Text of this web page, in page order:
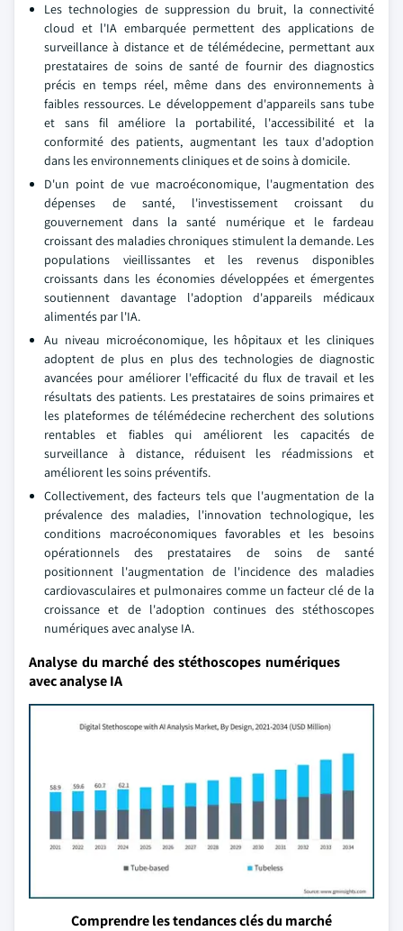
Les technologies de suppression du bruit, la connectivité
cloud et l'IA embarquée permettent des applications de
surveillance à distance et de télémédecine, permettant aux
prestataires de soins de santé de fournir des diagnostics
précis en temps réel, même dans des environnements à
faibles ressources. Le développement d'appareils sans tube
et sans fil améliore la portabilité, l'accessibilité et la
conformité des patients, augmentant les taux d'adoption
dans les environnements cliniques et de soins à domicile.
D'un point de vue macroéconomique, l'augmentation des
dépenses de santé, l'investissement croissant du
gouvernement dans la santé numérique et le fardeau
croissant des maladies chroniques stimulent la demande. Les
populations vieillissantes et les revenus disponibles
croissants dans les économies développées et émergentes
soutiennent davantage l'adoption d'appareils médicaux
alimentés par l'IA.
Au niveau microéconomique, les hôpitaux et les cliniques
adoptent de plus en plus des technologies de diagnostic
avancées pour améliorer l'efficacité du flux de travail et les
résultats des patients. Les prestataires de soins primaires et
les plateformes de télémédecine recherchent des solutions
rentables et fiables qui améliorent les capacités de
surveillance à distance, réduisent les réadmissions et
améliorent les soins préventifs.
Collectivement, des facteurs tels que l'augmentation de la
prévalence des maladies, l'innovation technologique, les
conditions macroéconomiques favorables et les besoins
opérationnels des prestataires de soins de santé
positionnent l'augmentation de l'incidence des maladies
cardiovasculaires et pulmonaires comme un facteur clé de la
croissance et de l'adoption continues des stéthoscopes
numériques avec analyse IA.
Analyse du marché des stéthoscopes numériques
avec analyse IA
Comprendre les tendances clés du marché